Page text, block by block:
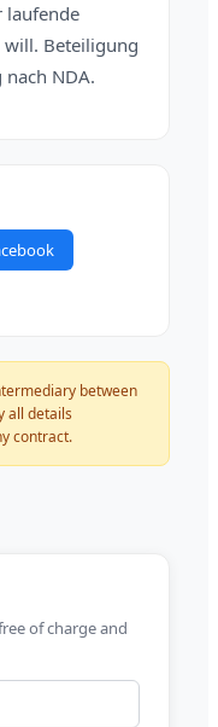
laufende
will. Beteiligung
NDA.
between
all details
contract.
of charge and